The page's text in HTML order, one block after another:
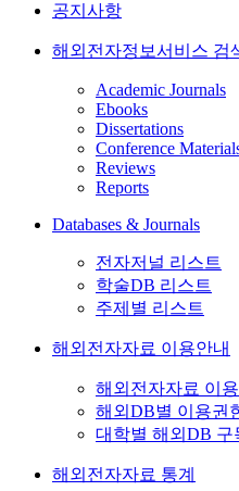
공지사항
해외전자정보서비스 검
Academic Journals
Ebooks
Dissertations
Conference
Reviews
Reports
Databases & Journals
전자저널 리스트
학술DB 리스트
주제별 리스트
해외전자자료 이용안내
해외전자자료 이
해외DB별 이용권
대학별 해외DB 구
해외전자자료 통계